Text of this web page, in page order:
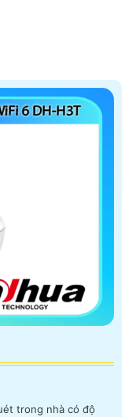
trong nhà có độ